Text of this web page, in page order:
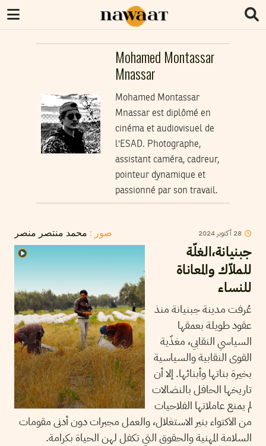
Mohamed Montassar
Mnassar
Mohamed Montassar
Mnassar est diplômé en
cinéma et audiovisuel de
l'ESAD. Photographe,
assistant caméra, cadreur,
pointeur dynamique et
passionné par son travail.
صور : محمد منتصر منصر 28 أكتوبر 2024
جبنيانة،الغلّة
للملاّك والمعاناة
للنساء
عُرفت مدينة جبنيانة منذ
عقود طويلة بعمقها
السياسي النقابي، مغذّية
القوى النقابية والسياسية
بخيرة بناتها وأبنائها. إلا أن
تاريخها الحافل بالنضالات
لم يمنع عاملاتها الفلاحيات
من الاكتواء بنير الاستغلال، والعمل مجبرات دون أدنى مقومات
السلامة المهنية والحقوق التي تكفل لهن الحياة بكرامة.